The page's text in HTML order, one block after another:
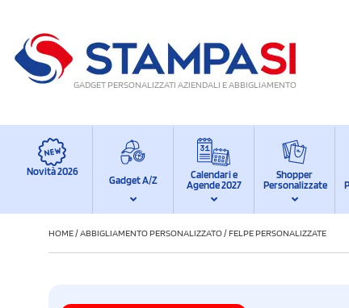
GADGET PERSONALIZZATI AZIENDALI E ABBIGLIAMENTO
Novità 2026
Gadget A/Z
Calendari e
Agende 2027
Shopper
Personalizzate
HOME/ABBIGLIAMENTO PERSONALIZZATO/FELPE PERSONALIZZATE